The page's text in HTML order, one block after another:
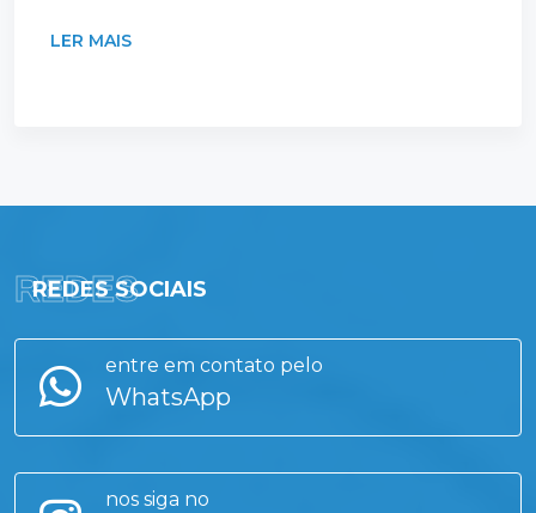
LER MAIS
REDES SOCIAIS
REDES
entre em contato pelo
WhatsApp
nos siga no